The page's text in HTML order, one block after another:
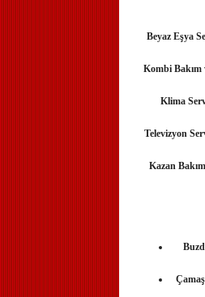
Beyaz Eşya
Kombi Bakım
Klima
Televizyon
Kazan